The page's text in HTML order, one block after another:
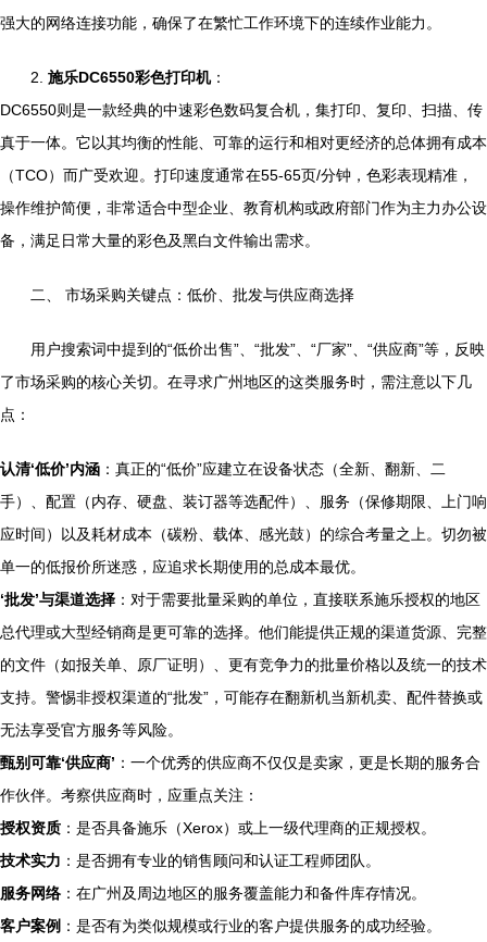
强大的网络连接功能，确保了在繁忙工作环境下的连续作业能力。
2. 施乐DC6550彩色打印机：
DC6550则是一款经典的中速彩色数码复合机，集打印、复印、扫描、传
真于一体。它以其均衡的性能、可靠的运行和相对更经济的总体拥有成本
（TCO）而广受欢迎。打印速度通常在55-65页/分钟，色彩表现精准，
操作维护简便，非常适合中型企业、教育机构或政府部门作为主力办公设
备，满足日常大量的彩色及黑白文件输出需求。
二、 市场采购关键点：低价、批发与供应商选择
用户搜索词中提到的“低价出售”、“批发”、“厂家”、“供应商”等，反映
了市场采购的核心关切。在寻求广州地区的这类服务时，需注意以下几
点：
认清‘低价’内涵 ：真正的“低价”应建立在设备状态（全新、翻新、二
手）、配置（内存、硬盘、装订器等选配件）、服务（保修期限、上门响
应时间）以及耗材成本（碳粉、载体、感光鼓）的综合考量之上。切勿被
单一的低报价所迷惑，应追求长期使用的总成本最优。
‘批发’与渠道选择 ：对于需要批量采购的单位，直接联系施乐授权的地区
总代理或大型经销商是更可靠的选择。他们能提供正规的渠道货源、完整
的文件（如报关单、原厂证明）、更有竞争力的批量价格以及统一的技术
支持。警惕非授权渠道的“批发”，可能存在翻新机当新机卖、配件替换或
无法享受官方服务等风险。
甄别可靠‘供应商’ ：一个优秀的供应商不仅仅是卖家，更是长期的服务合
作伙伴。考察供应商时，应重点关注：
授权资质 ：是否具备施乐（Xerox）或上一级代理商的正规授权。
技术实力 ：是否拥有专业的销售顾问和认证工程师团队。
服务网络 ：在广州及周边地区的服务覆盖能力和备件库存情况。
客户案例 ：是否有为类似规模或行业的客户提供服务的成功经验。